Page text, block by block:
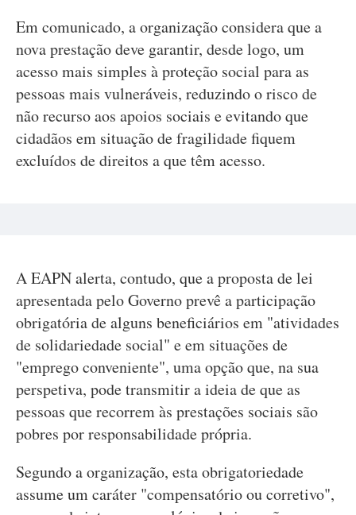
Em comunicado, a organização considera que a
nova prestação deve garantir, desde logo, um
acesso mais simples à proteção social para as
pessoas mais vulneráveis, reduzindo o risco de
não recurso aos apoios sociais e evitando que
cidadãos em situação de fragilidade fiquem
excluídos de direitos a que têm acesso.
A EAPN alerta, contudo, que a proposta de lei
apresentada pelo Governo prevê a participação
obrigatória de alguns beneficiários em "atividades
de solidariedade social" e em situações de
"emprego conveniente", uma opção que, na sua
perspetiva, pode transmitir a ideia de que as
pessoas que recorrem às prestações sociais são
pobres por responsabilidade própria.
Segundo a organização, esta obrigatoriedade
assume um caráter "compensatório ou corretivo",